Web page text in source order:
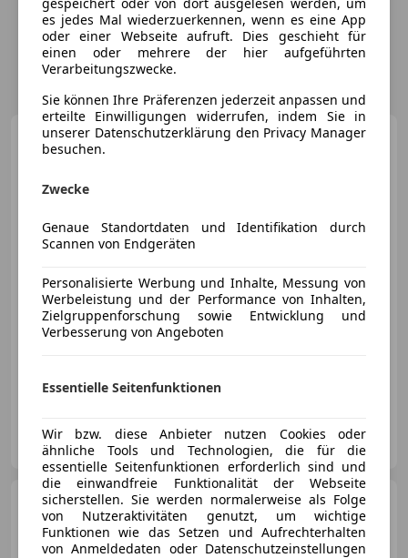
Porsche Panamera4 RFK
F. Unterberger - W. Denzel GmbH & Co KG
AT-6020 Innsbruck
Porsche CayenneE-Hybrid
Coupé
gespeichert oder von dort ausgelesen werden, um
es jedes Mal wiederzuerkennen, wenn es eine App
oder einer Webseite aufruft. Dies geschieht für
einen oder mehrere der hier aufgeführten
Verarbeitungszwecke.
Sie können Ihre Präferenzen jederzeit anpassen und
erteilte Einwilligungen widerrufen, indem Sie in
unserer Datenschutzerklärung den Privacy Manager
besuchen.
Zwecke
Genaue Standortdaten und Identifikation durch
Scannen von Endgeräten
Personalisierte Werbung und Inhalte, Messung von
Werbeleistung und der Performance von Inhalten,
Zielgruppenforschung sowie Entwicklung und
Verbesserung von Angeboten
Essentielle Seitenfunktionen
Wir bzw. diese Anbieter nutzen Cookies oder
ähnliche Tools und Technologien, die für die
essentielle Seitenfunktionen erforderlich sind und
die einwandfreie Funktionalität der Webseite
sicherstellen. Sie werden normalerweise als Folge
von Nutzeraktivitäten genutzt, um wichtige
Funktionen wie das Setzen und Aufrechterhalten
von Anmeldedaten oder Datenschutzeinstellungen